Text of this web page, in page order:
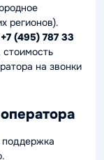
регионов).
(495) 787 33
стоимость
на звонки
поддержка